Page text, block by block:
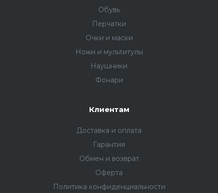
Обувь
Перчатки
Очки и маски
Ножи и мультитулы
Наушники
Фонари
Клиентам
Доставка и оплата
Гарантия
Обмен и возврат
Оферта
Политика конфиденциальности